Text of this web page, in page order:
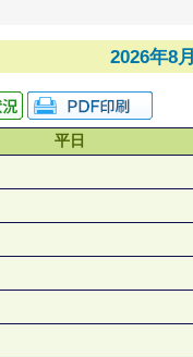
2026年8
平日